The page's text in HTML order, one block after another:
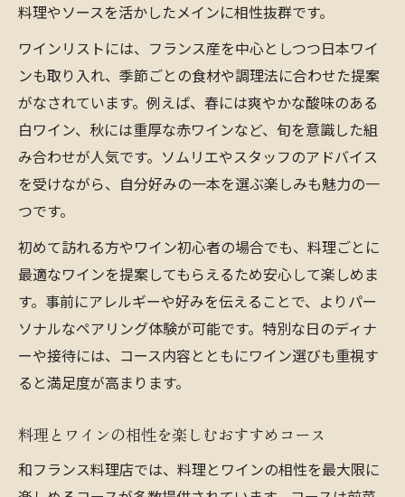
料理やソースを活かしたメインに相性抜群です。
ワインリストには、フランス産を中心としつつ日本ワイ
ンも取り入れ、季節ごとの食材や調理法に合わせた提案
がなされています。例えば、春には爽やかな酸味のある
白ワイン、秋には重厚な赤ワインなど、旬を意識した組
み合わせが人気です。ソムリエやスタッフのアドバイス
を受けながら、自分好みの一本を選ぶ楽しみも魅力の一
つです。
初めて訪れる方やワイン初心者の場合でも、料理ごとに
最適なワインを提案してもらえるため安心して楽しめま
す。事前にアレルギーや好みを伝えることで、よりパー
ソナルなペアリング体験が可能です。特別な日のディナ
ーや接待には、コース内容とともにワイン選びも重視す
ると満足度が高まります。
料理とワインの相性を楽しむおすすめコース
和フランス料理店では、料理とワインの相性を最大限に